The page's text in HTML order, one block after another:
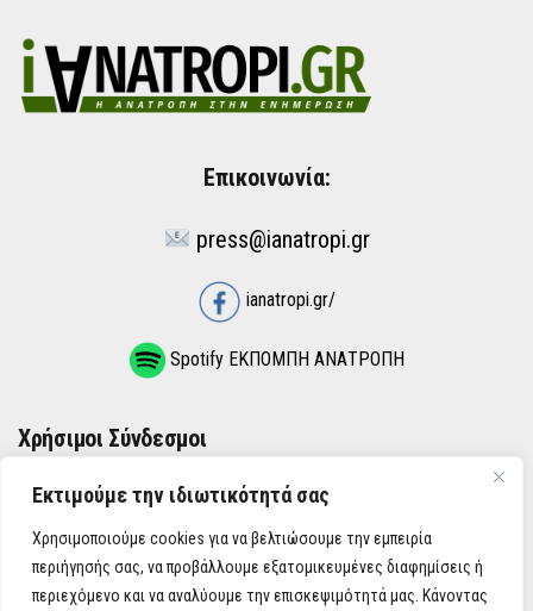
Εκτιμούμε την ιδιωτικότητά σας
Χρησιμοποιούμε cookies για να βελτιώσουμε την εμπειρία
περιήγησής σας, να προβάλλουμε εξατομικευμένες διαφημίσεις ή
περιεχόμενο και να αναλύουμε την επισκεψιμότητά μας. Κάνοντας
Επικοινωνία:
press@ianatropi.gr
ianatropi.gr/
Spotify ΕΚΠΟΜΠΗ ΑΝΑΤΡΟΠΗ
Χρήσιμοι Σύνδεσμοι
ΌΡΟΙ ΧΡΉΣΗΣ
ΠΟΛΙΤΙΚΉ ΑΠΟΡΡΉΤΟΥ